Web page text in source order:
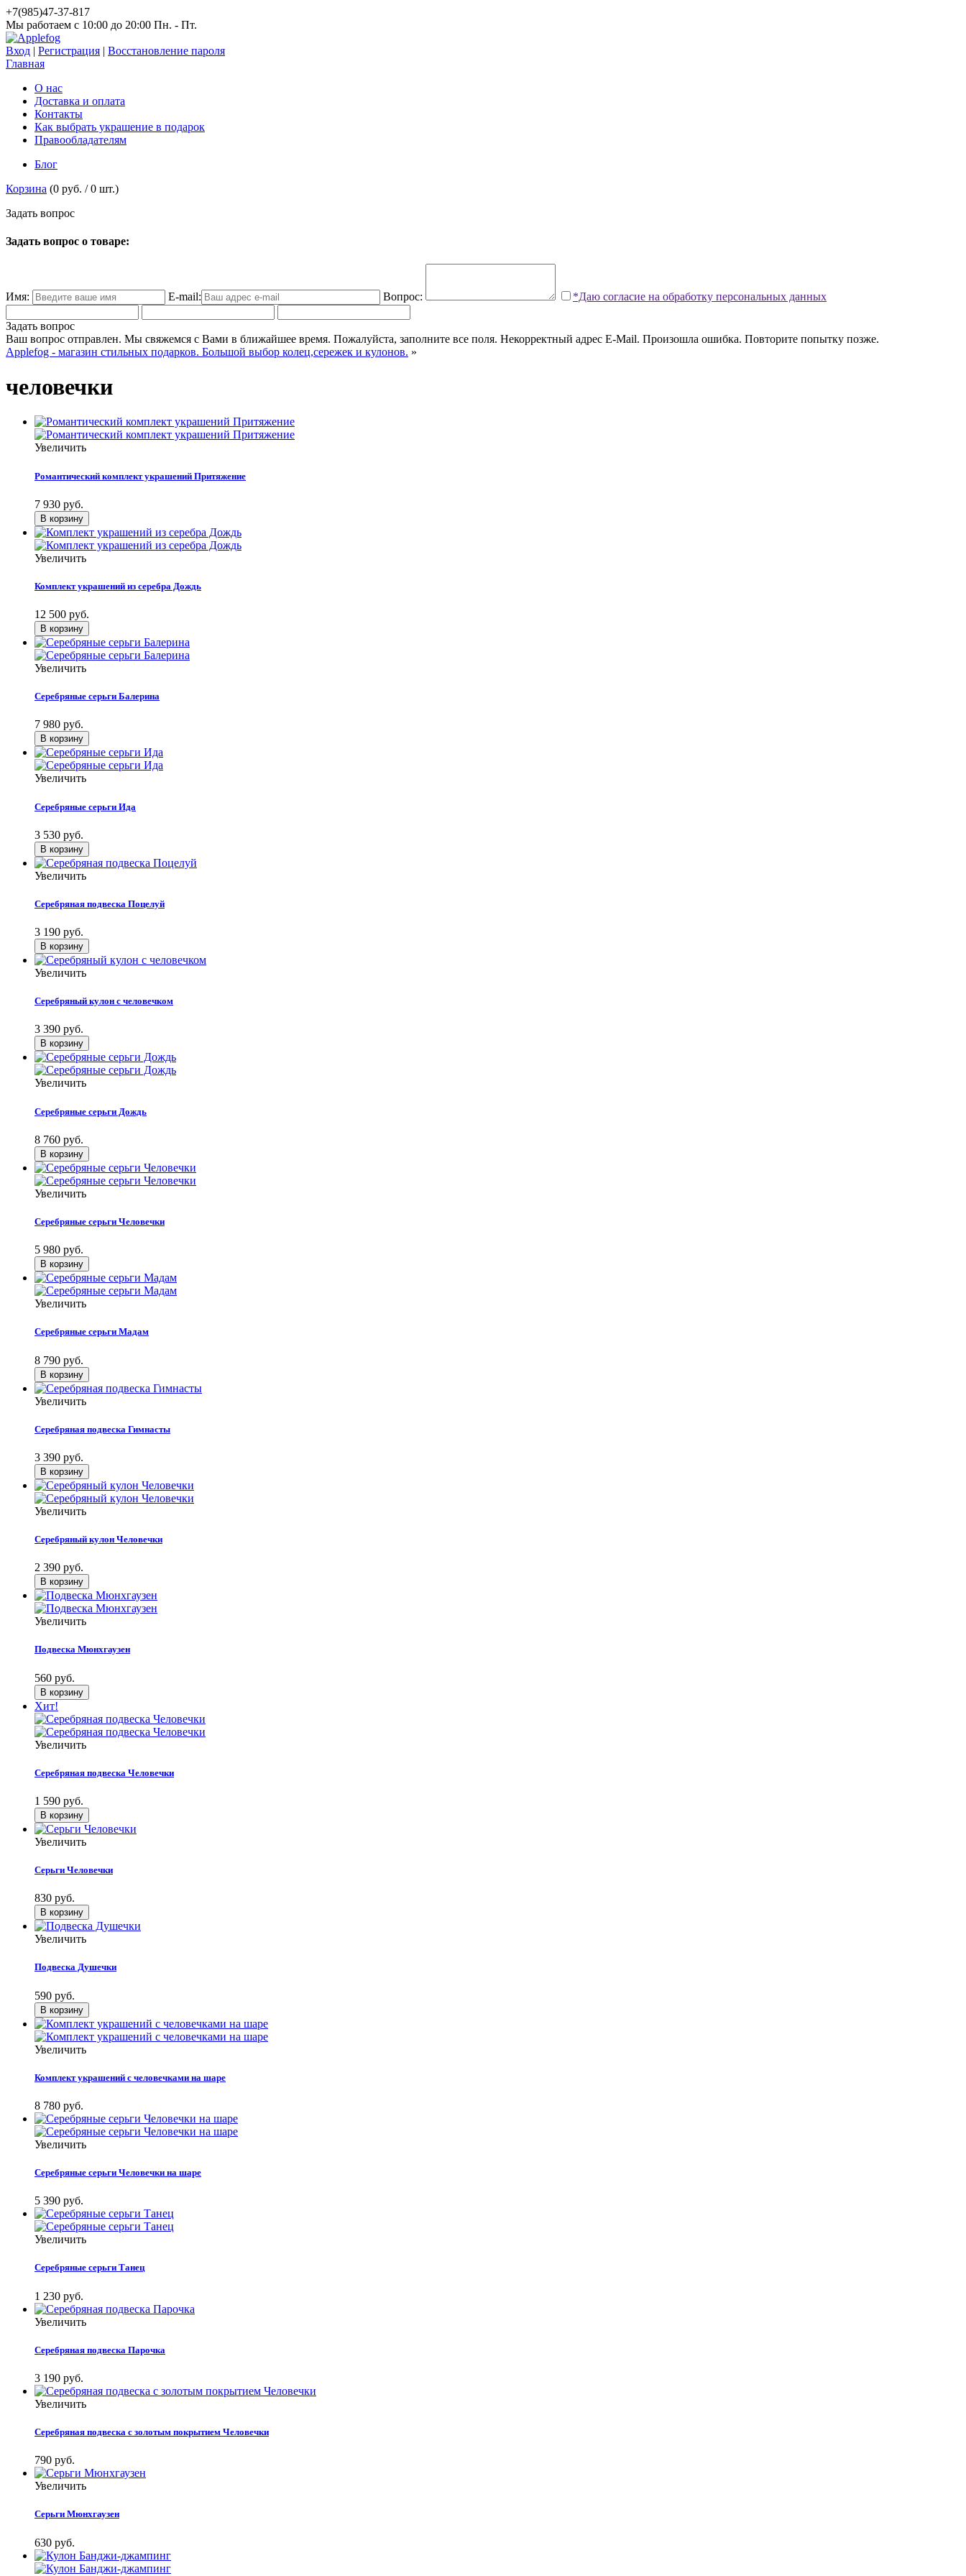
+7(985)47-37-817
Мы работаем c 10:00 до 20:00 Пн. - Пт.
Вход | Регистрация | Восстановление пароля
Главная
О нас
Доставка и оплата
Контакты
Как выбрать украшение в подарок
Правообладателям
Блог
Корзина (0 руб. /0 шт.)
Задать вопрос
Задать вопрос о товаре:
Имя: E-mail: Вопрос: *Даю согласие на обработку персональных данных
Задать вопрос
Ваш вопрос отправлен. Мы свяжемся с Вами в ближайшее время. Пожалуйста, заполните все поля. Некорректный адрес E-Mail. Произошла ошибка. Повторите попытку позже.
Applefog - магазин стильных подарков. Большой выбор колец,сережек и кулонов. »
человечки
Увеличить
Романтический комплект украшений Притяжение
7 930 руб.
Увеличить
Комплект украшений из серебра Дождь
12 500 руб.
Увеличить
Серебряные серьги Балерина
7 980 руб.
Увеличить
Серебряные серьги Ида
3 530 руб.
Увеличить
Серебряная подвеска Поцелуй
3 190 руб.
Увеличить
Серебряный кулон с человечком
3 390 руб.
Увеличить
Серебряные серьги Дождь
8 760 руб.
Увеличить
Серебряные серьги Человечки
5 980 руб.
Увеличить
Серебряные серьги Мадам
8 790 руб.
Увеличить
Серебряная подвеска Гимнасты
3 390 руб.
Увеличить
Серебряный кулон Человечки
2 390 руб.
Увеличить
Подвеска Мюнхгаузен
560 руб.
Хит!
Увеличить
Серебряная подвеска Человечки
1 590 руб.
Увеличить
Серьги Человечки
830 руб.
Увеличить
Подвеска Душечки
590 руб.
Увеличить
Комплект украшений с человечками на шаре
8 780 руб.
Увеличить
Серебряные серьги Человечки на шаре
5 390 руб.
Увеличить
Серебряные серьги Танец
1 230 руб.
Увеличить
Серебряная подвеска Парочка
3 190 руб.
Увеличить
Серебряная подвеска с золотым покрытием Человечки
790 руб.
Увеличить
Серьги Мюнхгаузен
630 руб.